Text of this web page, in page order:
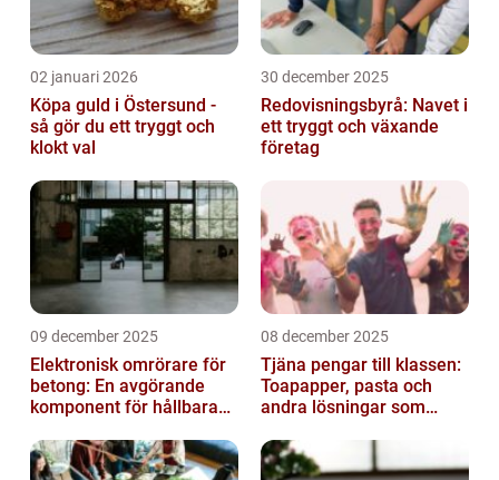
02 januari 2026
Köpa guld i Östersund -
så gör du ett tryggt och
klokt val
30 december 2025
Redovisningsbyrå: Navet i
ett tryggt och växande
företag
09 december 2025
Elektronisk omrörare för
betong: En avgörande
komponent för hållbara
08 december 2025
Tjäna pengar till klassen:
Toapapper, pasta och
andra lösningar som